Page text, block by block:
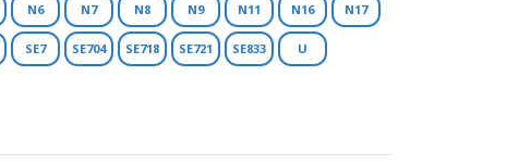
N6 N7 N8 N9 N11 N16 N17
SE7 SE704 SE718 SE721 SE833 U